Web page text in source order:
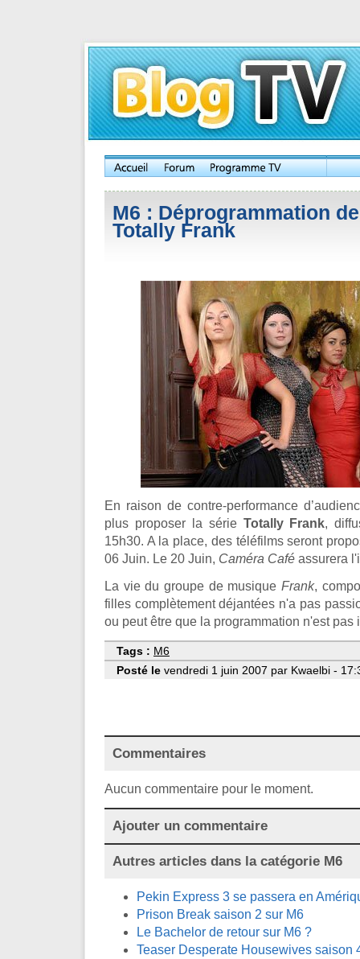
M6 : Déprogrammation
Totally Frank
En raison de contre-performance
plus proposer la série Totally Frank,
15h30. A la place, des téléfilms seront
06 Juin. Le 20 Juin, Caméra Café assurera
La vie du groupe de musique Frank,
filles complètement déjantées n'a pas
ou peut être que la programmation n'est pas
Tags : M6
Posté le vendredi 1 juin 2007 par Kwaelbi -
Commentaires
Aucun commentaire pour le moment.
Ajouter un commentaire
Autres articles dans la catégorie M6
Pekin Express 3 se passera en
Prison Break saison 2 sur M6
Le Bachelor de retour sur M6 ?
Teaser Desperate Housewives saison